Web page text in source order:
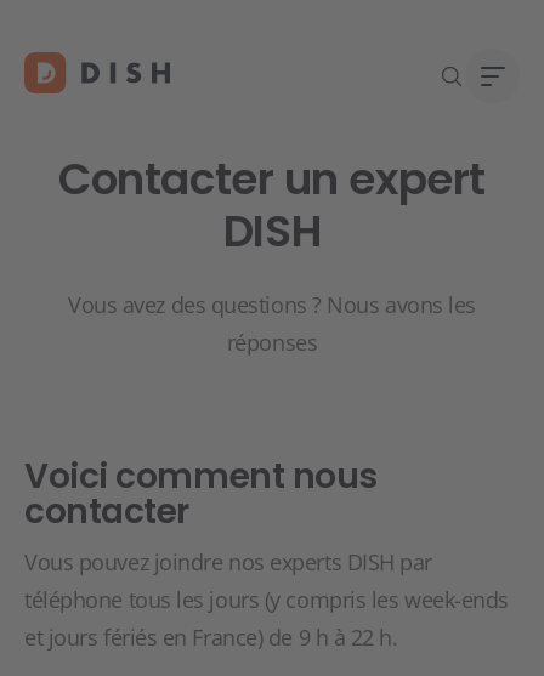
Contacter un expert
DISH
Vous avez des questions ? Nous avons les
réponses
Voici comment nous
contacter
Vous pouvez joindre nos experts DISH par
téléphone tous les jours (y compris les week-ends
et jours fériés en France) de 9 h à 22 h.